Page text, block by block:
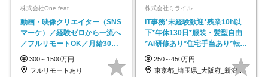
株式会社One feat.
動画・映像クリエイター（SNS
マーケ）／経験ゼロから一流へ
／フルリモートOK／月給30万
円～／年休130日以上
300～1500万円
フルリモートあり
株式会社ミライル
IT事務*未経験歓迎*残業10h以
下*年休130日*服装・髪型自由
*AI研修あり*住宅手当あり*転勤
なし
250～450万円
東京都_埼玉県_大阪府_新潟県_福岡県